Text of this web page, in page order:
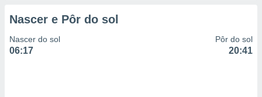
Nascer e Pôr do sol
Nascer do sol
06:17
Pôr do sol
20:41